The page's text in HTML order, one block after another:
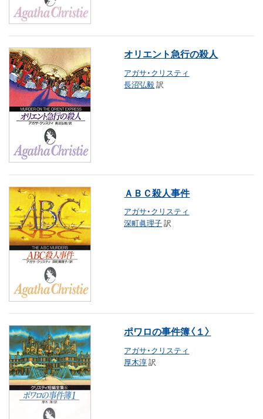
オリエント急行の殺人
アガサ・クリスティ
長沼弘毅訳
ＡＢＣ殺人事件
アガサ・クリスティ
深町眞理子訳
ポワロの事件簿〈１〉
アガサ・クリスティ
厚木淳訳